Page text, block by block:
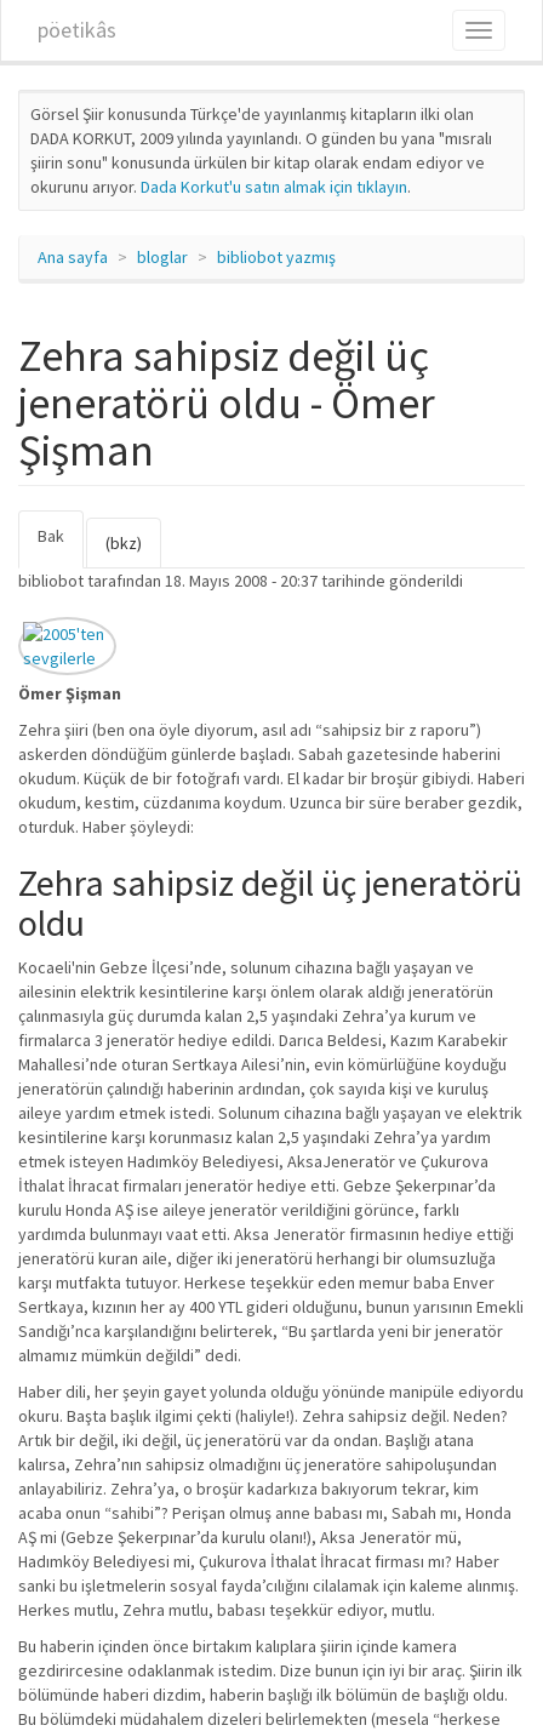
pöetikâs
Toggle
Görsel Şiir konusunda Türkçe'de yayınlanmış kitapların ilki olan
DADA KORKUT, 2009 yılında yayınlandı. O günden bu yana "mısralı
şiirin sonu" konusunda ürkülen bir kitap olarak endam ediyor ve
okurunu arıyor. Dada Korkut'u satın almak için tıklayın.
Ana sayfa bloglar bibliobot yazmış
Zehra sahipsiz değil üç
jeneratörü oldu - Ömer
Şişman
Birincil sekmeler
Bak
sekme)
(bkz)
bibliobottarafından 18. Mayıs 2008 - 20:37 tarihinde gönderildi
Ömer Şişman
Zehra şiiri (ben ona öyle diyorum, asıl adı “sahipsiz bir z raporu”)
askerden döndüğüm günlerde başladı. Sabah gazetesinde haberini
okudum. Küçük de bir fotoğrafı vardı. El kadar bir broşür gibiydi. Haberi
okudum, kestim, cüzdanıma koydum. Uzunca bir süre beraber gezdik,
oturduk. Haber şöyleydi:
Zehra sahipsiz değil üç jeneratörü
oldu
Kocaeli'nin Gebze İlçesi’nde, solunum cihazına bağlı yaşayan ve
ailesinin elektrik kesintilerine karşı önlem olarak aldığı jeneratörün
çalınmasıyla güç durumda kalan 2,5 yaşındaki Zehra’ya kurum ve
firmalarca 3 jeneratör hediye edildi. Darıca Beldesi, Kazım Karabekir
Mahallesi’nde oturan Sertkaya Ailesi’nin, evin kömürlüğüne koyduğu
jeneratörün çalındığı haberinin ardından, çok sayıda kişi ve kuruluş
aileye yardım etmek istedi. Solunum cihazına bağlı yaşayan ve elektrik
kesintilerine karşı korunmasız kalan 2,5 yaşındaki Zehra’ya yardım
etmek isteyen Hadımköy Belediyesi, AksaJeneratör ve Çukurova
İthalat İhracat firmaları jeneratör hediye etti. Gebze Şekerpınar’da
kurulu Honda AŞ ise aileye jeneratör verildiğini görünce, farklı
yardımda bulunmayı vaat etti. Aksa Jeneratör firmasının hediye ettiği
jeneratörü kuran aile, diğer iki jeneratörü herhangi bir olumsuzluğa
karşı mutfakta tutuyor. Herkese teşekkür eden memur baba Enver
Sertkaya, kızının her ay 400 YTL gideri olduğunu, bunun yarısının Emekli
Sandığı’nca karşılandığını belirterek, “Bu şartlarda yeni bir jeneratör
almamız mümkün değildi” dedi.
Haber dili, her şeyin gayet yolunda olduğu yönünde manipüle ediyordu
okuru. Başta başlık ilgimi çekti (haliyle!). Zehra sahipsiz değil. Neden?
Artık bir değil, iki değil, üç jeneratörü var da ondan. Başlığı atana
kalırsa, Zehra’nın sahipsiz olmadığını üç jeneratöre sahipoluşundan
anlayabiliriz. Zehra’ya, o broşür kadarkıza bakıyorum tekrar, kim
acaba onun “sahibi”? Perişan olmuş anne babası mı, Sabah mı, Honda
AŞ mi (Gebze Şekerpınar’da kurulu olanı!), Aksa Jeneratör mü,
Hadımköy Belediyesi mi, Çukurova İthalat İhracat firması mı? Haber
sanki bu işletmelerin sosyal fayda’cılığını cilalamak için kaleme alınmış.
Herkes mutlu, Zehra mutlu, babası teşekkür ediyor, mutlu.
Bu haberin içinden önce birtakım kalıplara şiirin içinde kamera
gezdirircesine odaklanmak istedim. Dize bunun için iyi bir araç. Şiirin ilk
bölümünde haberi dizdim, haberin başlığı ilk bölümün de başlığı oldu.
Bu bölümdeki müdahalem dizeleri belirlemekten (mesela “herkese